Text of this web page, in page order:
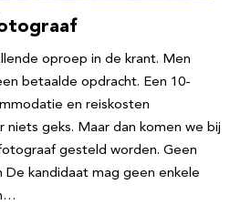
oproep in de krant. Men
betaalde opdracht. Een 10-
en reiskosten
geks. Maar dan komen we bij
gesteld worden. Geen
kandidaat mag geen enkele